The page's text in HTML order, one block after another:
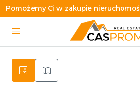
Pomożemy Ci w zakupie